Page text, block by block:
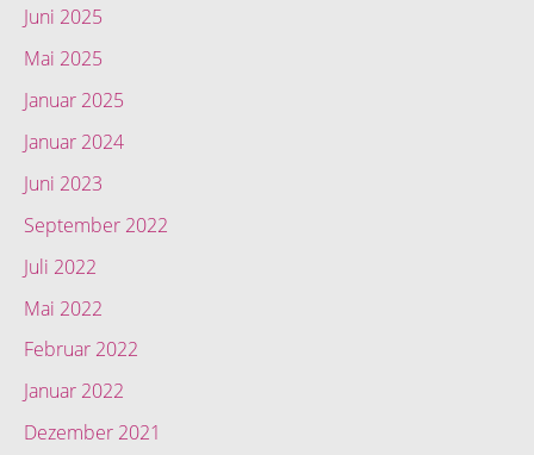
Juni 2025
Mai 2025
Januar 2025
Januar 2024
Juni 2023
September 2022
Juli 2022
Mai 2022
Februar 2022
Januar 2022
Dezember 2021